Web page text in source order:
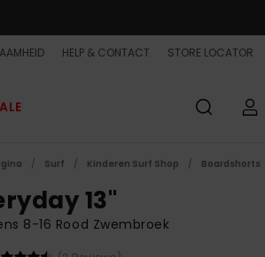
HELP & CONTACT STORE LOCATOR
Surf Kinderen Surf Shop Boardshorts
13"
8-16 Rood Zwembroek